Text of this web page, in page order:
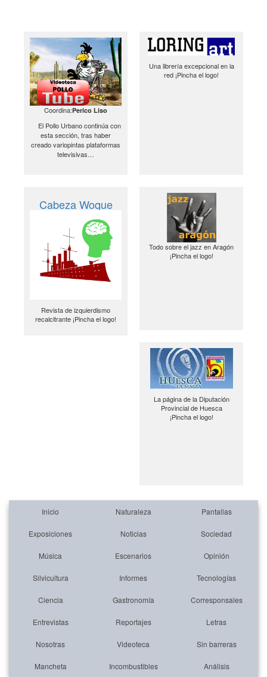
Coordina:Perico Liso
El Pollo Urbano continúa con
esta sección, tras haber
creado variopintas plataformas
televisivas…
Una librería excepcional en la
red ¡Pincha el logo!
Cabeza Woque
Revista de izquierdismo
recalcitrante ¡Pincha el logo!
Todo sobre el jazz en Aragón
¡Pincha el logo!
La página de la Diputación
Provincial de Huesca
¡Pincha el logo!
Inicio Naturaleza Pantallas
Exposiciones Noticias Sociedad
Música Escenarios Opinión
Silvicultura Informes Tecnologías
Ciencia Gastronomía Corresponsales
Entrevistas Reportajes Letras
Nosotras Videoteca Sin barreras
Mancheta Incombustibles Análisis